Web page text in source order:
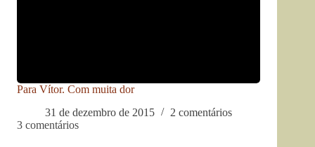
Para Vítor. Com muita dor
31 de dezembro de 2015
2 comentários
3 comentários